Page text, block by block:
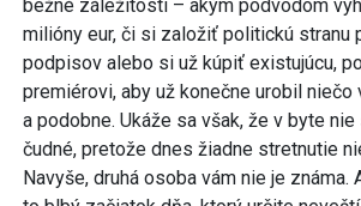
bežné záležitosti – akým podvodom
milióny eur, či si založiť politickú stranu
podpisov alebo si už kúpiť existujúcu,
premiérovi, aby už konečne urobil
a podobne. Ukáže sa však, že v byte
čudné, pretože dnes žiadne stretnutie
Navyše, druhá osoba vám nie je